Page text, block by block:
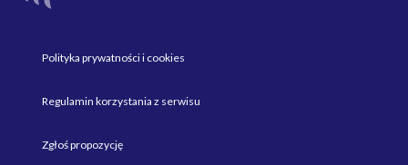
Polityka prywatności i cookies
Regulamin korzystania z serwisu
Zgłoś propozycję